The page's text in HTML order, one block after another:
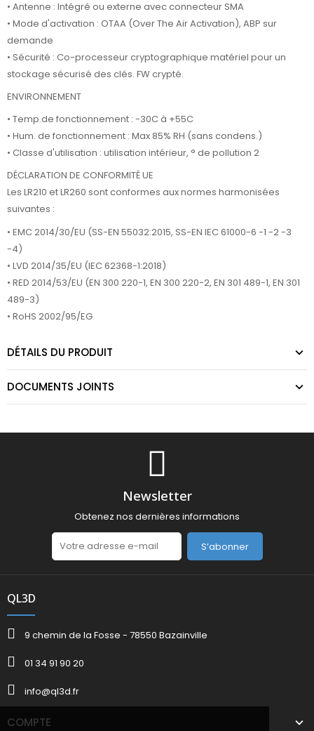
• Antenne : Intégré ou externe avec connecteur SMA
• Mode d'activation : OTAA (Over The Air Activation), ABP sur
demande
• Sécurité : Co-processeur cryptographique matériel pour un
stockage sécurisé des clés. FW crypté.
ENVIRONNEMENT
• Temp.de fonctionnement : -30C à +55C
• Hum. de fonctionnement : Max 85% RH (sans condens.)
• Classe d'utilisation : utilisation intérieur, ° de pollution 2
DÉCLARATION DE CONFORMITÉ UE
Les LR210 et LR260 sont conformes aux normes harmonisées
suivantes :
• EMC 2014/30/EU (SS-EN 55032:2015, SS-EN IEC 61000-6 -1 -2 -3
-4)
• LVD 2014/35/EU (IEC 62368-1:2018)
• RED 2014/53/EU (EN 300 220-1, EN 300 220-2, EN 301 489-1, EN 301
489-3)
• RoHS 2002/95/EG
DÉTAILS DU PRODUIT
DOCUMENTS JOINTS
Newsletter
Obtenez nos dernières informations
S’abonner
QL3D
9 chemin de la Fosse - 78550 Bazainville
01 34 91 90 20
info@ql3d.fr
COMPTE